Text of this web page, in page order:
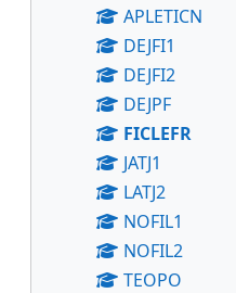
APLETICN
DEJFI1
DEJFI2
DEJPF
FICLEFR
JATJ1
LATJ2
NOFIL1
NOFIL2
TEOPO